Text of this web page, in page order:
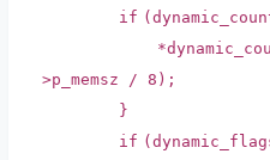
if
>p_memsz / 8);
}
if